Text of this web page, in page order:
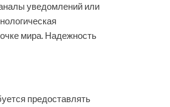
уведомлений или
мира. Надежность
предоставлять